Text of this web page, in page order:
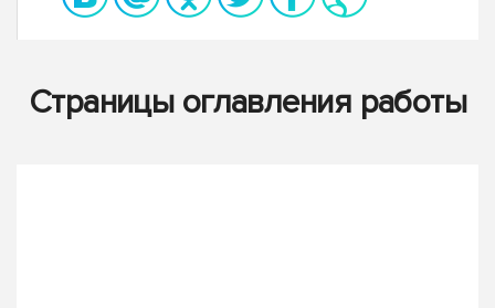
Страницы оглавления работы